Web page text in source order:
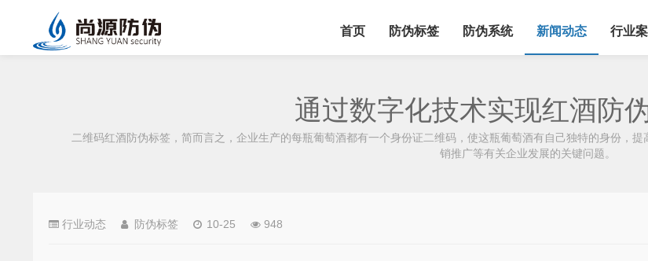
首页 防伪标签 防伪系统 新闻动态 行业
通过数字化技术实现红酒防
二维码红酒防伪标签，简而言之，企业生产的每瓶葡萄酒都有一个身份证二维码，使这瓶葡萄酒有自己独特的身份，提
销推广等有关企业发展的关键问题。
行业动态 防伪标签 10-25 948